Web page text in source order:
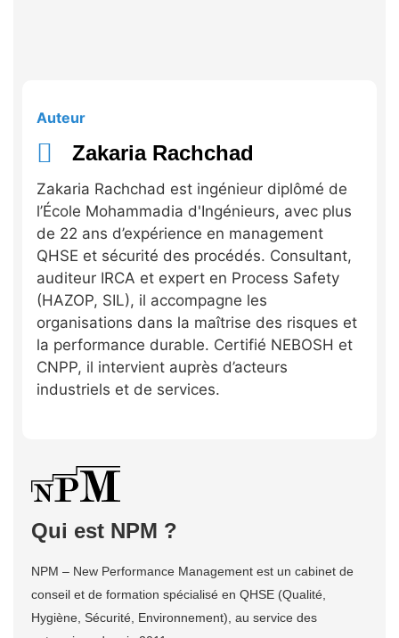
Auteur
Zakaria Rachchad
Zakaria Rachchad est ingénieur diplômé de
l’École Mohammadia d'Ingénieurs, avec plus
de 22 ans d’expérience en management
QHSE et sécurité des procédés. Consultant,
auditeur IRCA et expert en Process Safety
(HAZOP, SIL), il accompagne les
organisations dans la maîtrise des risques et
la performance durable. Certifié NEBOSH et
CNPP, il intervient auprès d’acteurs
industriels et de services.
Qui est NPM ?
NPM – New Performance Management est un cabinet de
conseil et de formation spécialisé en QHSE (Qualité,
Hygiène, Sécurité, Environnement), au service des